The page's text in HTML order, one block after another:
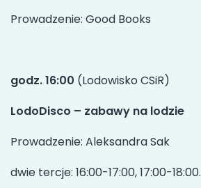
Prowadzenie: Good Books
godz. 16:00 (Lodowisko CSiR)
LodoDisco – zabawy na lodzie
Prowadzenie: Aleksandra Sak
dwie tercje: 16:00-17:00, 17:00-18:00.